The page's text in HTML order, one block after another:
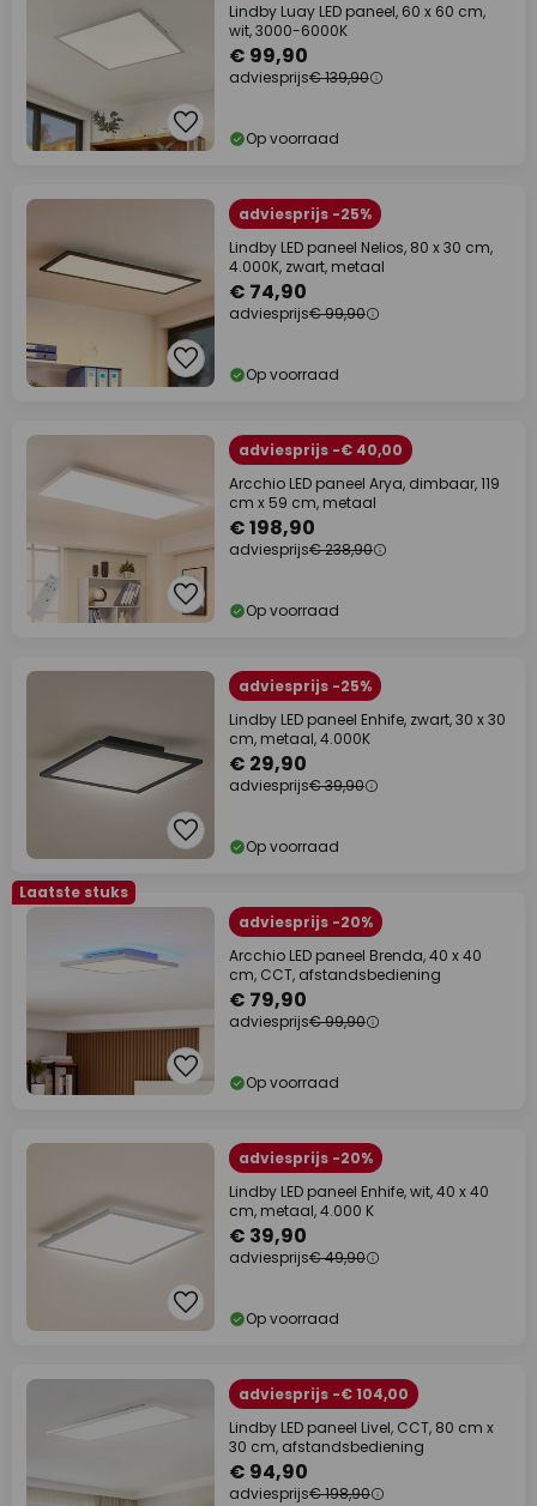
Lindby Luay LED paneel, 60 x 60 cm,
wit, 3000-6000K
€ 99,90
adviesprijs€ 139,90
Op voorraad
adviesprijs -25%
Lindby LED paneel Nelios, 80 x 30 cm,
4.000K, zwart, metaal
€ 74,90
adviesprijs€ 99,90
Op voorraad
adviesprijs -€ 40,00
Arcchio LED paneel Arya, dimbaar, 119
cm x 59 cm, metaal
€ 198,90
adviesprijs€ 238,90
Op voorraad
adviesprijs -25%
Lindby LED paneel Enhife, zwart, 30 x 30
cm, metaal, 4.000K
€ 29,90
adviesprijs€ 39,90
Op voorraad
Laatste stuks
adviesprijs -20%
Arcchio LED paneel Brenda, 40 x 40
cm, CCT, afstandsbediening
€ 79,90
adviesprijs€ 99,90
Op voorraad
adviesprijs -20%
Lindby LED paneel Enhife, wit, 40 x 40
cm, metaal, 4.000 K
€ 39,90
adviesprijs€ 49,90
Op voorraad
adviesprijs -€ 104,00
Lindby LED paneel Livel, CCT, 80 cm x
30 cm, afstandsbediening
€ 94,90
adviesprijs€ 198,90